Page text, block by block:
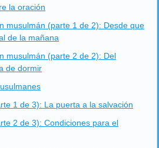
la oración
musulmán (parte 1 de 2): Desde que
de la mañana
musulmán (parte 2 de 2): Del
de dormir
1 de 3): La puerta a la salvación
2 de 3): Condiciones para el